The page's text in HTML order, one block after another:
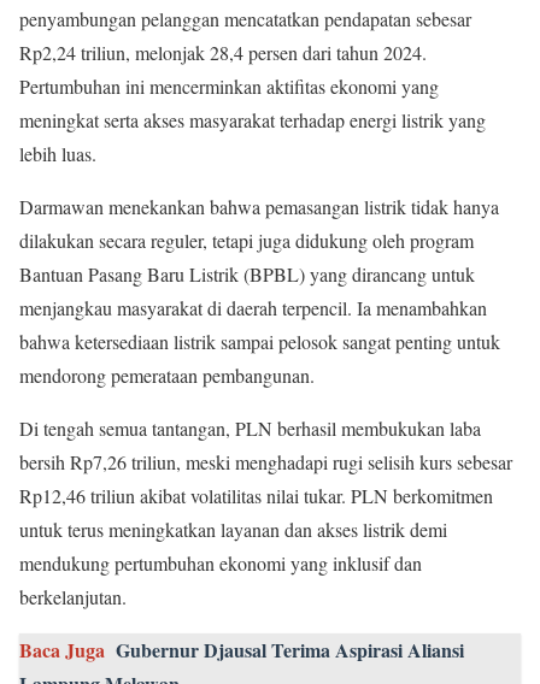
penyambungan pelanggan mencatatkan pendapatan sebesar
Rp2,24 triliun, melonjak 28,4 persen dari tahun 2024.
Pertumbuhan ini mencerminkan aktifitas ekonomi yang
meningkat serta akses masyarakat terhadap energi listrik yang
lebih luas.
Darmawan menekankan bahwa pemasangan listrik tidak hanya
dilakukan secara reguler, tetapi juga didukung oleh program
Bantuan Pasang Baru Listrik (BPBL) yang dirancang untuk
menjangkau masyarakat di daerah terpencil. Ia menambahkan
bahwa ketersediaan listrik sampai pelosok sangat penting untuk
mendorong pemerataan pembangunan.
Di tengah semua tantangan, PLN berhasil membukukan laba
bersih Rp7,26 triliun, meski menghadapi rugi selisih kurs sebesar
Rp12,46 triliun akibat volatilitas nilai tukar. PLN berkomitmen
untuk terus meningkatkan layanan dan akses listrik demi
mendukung pertumbuhan ekonomi yang inklusif dan
berkelanjutan.
Baca Juga Gubernur Djausal Terima Aspirasi Aliansi